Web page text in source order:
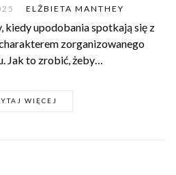
ELŻBIETA MANTHEY
kiedy upodobania spotkają się z
zorganizowanego
Jak to zrobić, żeby…
WIĘCEJ